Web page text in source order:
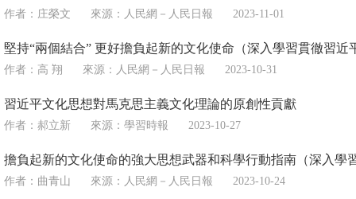
作者：庄榮文 來源： 人民網－人民日報 2023-11-01
堅持“兩個結合” 更好擔負起新的文化使命（深入學習貫徹習
作者：高 翔 來源： 人民網－人民日報 2023-10-31
習近平文化思想對馬克思主義文化理論的原創性貢獻
作者：郝立新 來源： 學習時報 2023-10-27
擔負起新的文化使命的強大思想武器和科學行動指南（深入
作者：曲青山 來源： 人民網－人民日報 2023-10-24